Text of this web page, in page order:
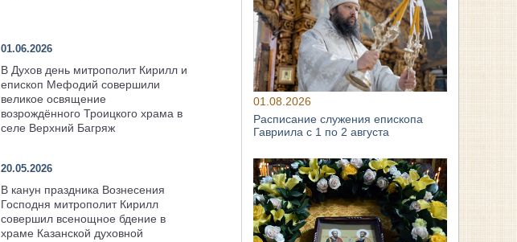
01.06.2026
В Духов день митрополит Кирилл и
епископ Мефодий совершили
великое освящение
возрождённого Троицкого храма в
селе Верхний Багряж
20.05.2026
В канун праздника Вознесения
Господня митрополит Кирилл
совершил всенощное бдение в
храме Казанской духовной
01.08.2026
Расписание служения епископа
Гавриила с 1 по 2 августа